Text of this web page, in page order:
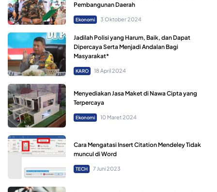
Pembangunan Daerah
Ekonomi 3 Oktober 2024
Jadilah Polisi yang Harum, Baik, dan Dapat
Dipercaya Serta Menjadi Andalan Bagi
Masyarakat*
KARO 18 April 2024
Menyediakan Jasa Maket di Nawa Cipta yang
Terpercaya
Ekonomi 10 Maret 2024
Cara Mengatasi Insert Citation Mendeley Tidak
muncul di Word
TECH 7 Juni 2023